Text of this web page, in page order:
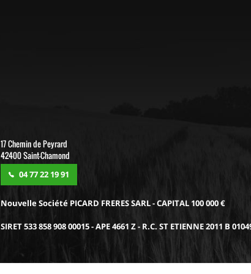
17 Chemin de Peyrard
42400 Saint-Chamond
04 77 22 19 91
Nouvelle Société PICARD FRERES SARL - CAPITAL 100 000 €
SIRET 533 858 908 00015 - APE 4661 Z - R.C. ST ETIENNE 2011 B